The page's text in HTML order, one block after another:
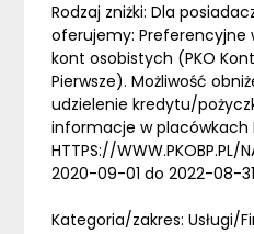
Rodzaj zniżki: Dla
oferujemy: Preferencyjne
kont osobistych (PKO
Pierwsze). Możliwość
udzielenie kredytu/
informacje w placówkach
HTTPS://WWW.PKOBP.PL/
2020-09-01 do 2022-08-
Kategoria/zakres: Usługi/